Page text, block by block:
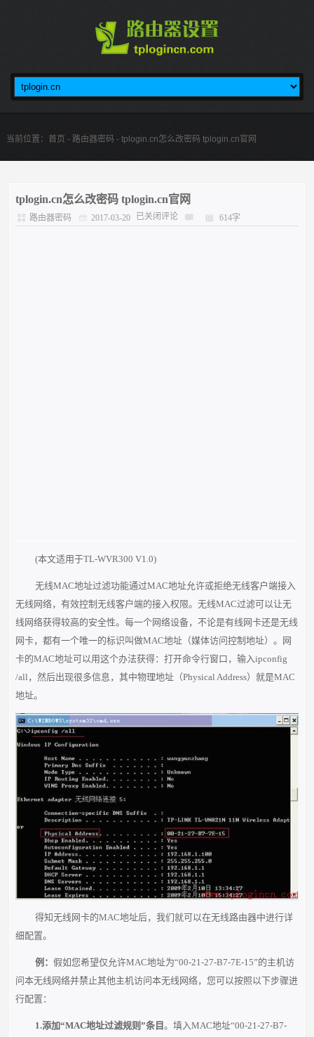
当前位置： 首页 - 路由器密码 - tplogin.cn怎么改密码 tplogin.cn官网
tplogin.cn怎么改密码 tplogin.cn官网
路由器密码 2017-03-20 已关闭评论 614字
(本文适用于TL-WVR300 V1.0)
无线MAC地址过滤功能通过MAC地址允许或拒绝无线客户端接入
无线网络，有效控制无线客户端的接入权限。无线MAC过滤可以让无
线网络获得较高的安全性。每一个网络设备，不论是有线网卡还是无线
网卡，都有一个唯一的标识叫做MAC地址（媒体访问控制地址）。网
卡的MAC地址可以用这个办法获得：打开命令行窗口，输入ipconfig
/all，然后出现很多信息，其中物理地址（Physical Address）就是MAC
地址。
得知无线网卡的MAC地址后，我们就可以在无线路由器中进行详
细配置。
例： 假如您希望仅允许MAC地址为“00-21-27-B7-7E-15”的主机访
问本无线网络并禁止其他主机访问本无线网络，您可以按照以下步骤进
行配置：
1.添加“MAC地址过滤规则”条目 。填入MAC地址“00-21-27-B7-